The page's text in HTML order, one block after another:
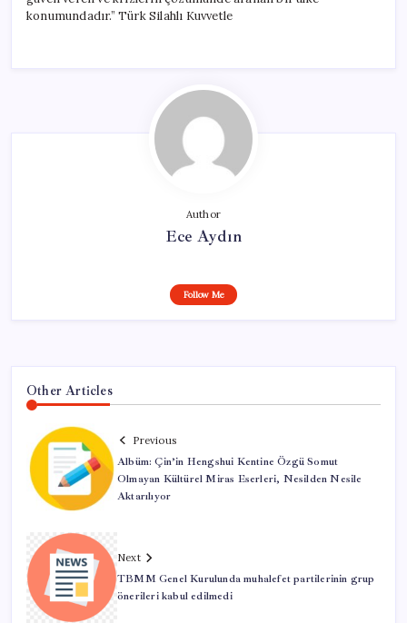
konumundadır.” Türk Silahlı Kuvvetle
Author
Ece Aydın
Follow Me
Other Articles
Previous
Albüm: Çin’in Hengshui Kentine Özgü Somut
Olmayan Kültürel Miras Eserleri, Nesilden Nesile
Aktarılıyor
Next
TBMM Genel Kurulunda muhalefet partilerinin grup
önerileri kabul edilmedi